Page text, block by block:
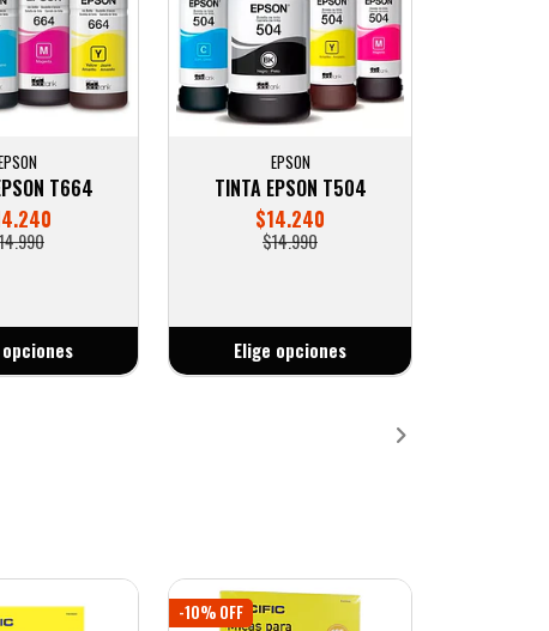
T664
EPSON
TINTA EPSON T504
$14.240
$14.990
Elige opciones
-10% OFF